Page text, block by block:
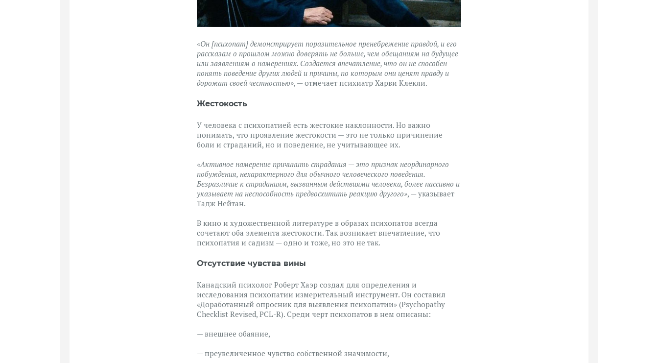
«Он [психопат] демонстрирует поразительное пренебрежение правдой, и его
рассказам о прошлом можно доверять не больше, чем обещаниям на будущее
или заявлениям о намерениях. Создается впечатление, что он не способен
понять поведение других людей и причины, по которым они ценят правду и
дорожат своей честностью», — отмечает психиатр Харви Клекли.
Жестокость
У человека с психопатией есть жестокие наклонности. Но важно
понимать, что проявление жестокости — это не только причинение
боли и страданий, но и поведение, не учитывающее их.
«Активное намерение причинить страдания — это признак неординарного
побуждения, нехарактерного для обычного человеческого поведения.
Безразличие к страданиям, вызванным действиями человека, более пассивно и
указывает на неспособность предвосхитить реакцию другого», — указывает
Тадж Нейтан.
В кино и художественной литературе в образах психопатов всегда
сочетают оба элемента жестокости. Так возникает впечатление, что
психопатия и садизм — одно и тоже, но это не так.
Отсутствие чувства вины
Канадский психолог Роберт Хаэр создал для определения и
исследования психопатии измерительный инструмент. Он составил
«Доработанный опросник для выявления психопатии» (Psychopathy
Checklist Revised, PCL-R). Среди черт психопатов в нем описаны:
— внешнее обаяние,
— преувеличенное чувство собственной значимости,